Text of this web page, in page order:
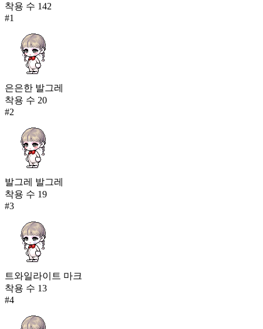
착용 수 142
#1
은은한 발그레
착용 수 20
#2
발그레 발그레
착용 수 19
#3
트와일라이트 마크
착용 수 13
#4